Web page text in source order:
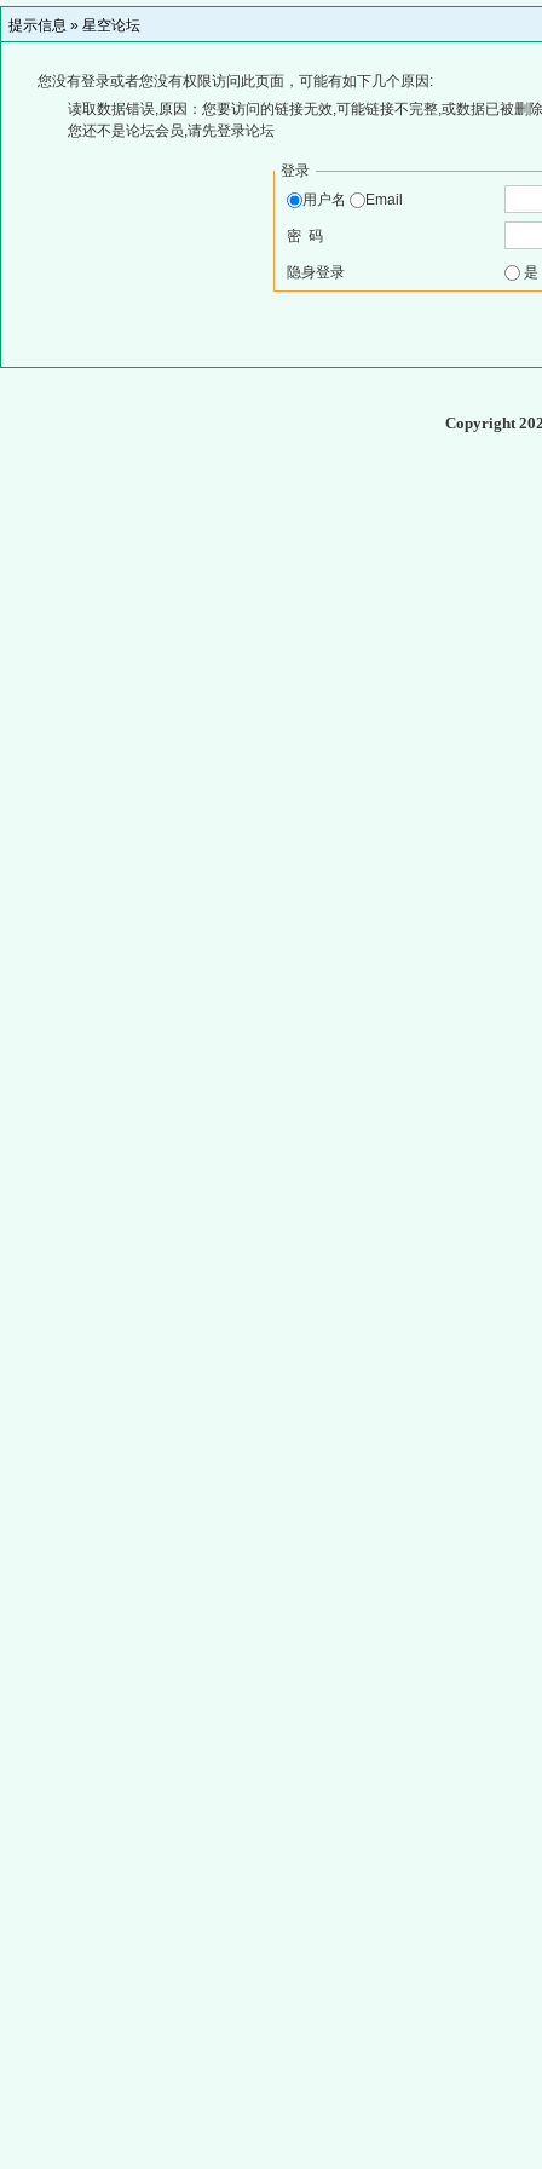
提示信息 » 星空论坛
您没有登录或者您没有权限访问此页面，可能有如下几个原因:
读取数据错误,原因：您要访问的链接无效,可能链接不完整,或数据已被删
您还不是论坛会员,请先登录论坛
登录
用户名
Email
密 码
隐身登录
Copyright